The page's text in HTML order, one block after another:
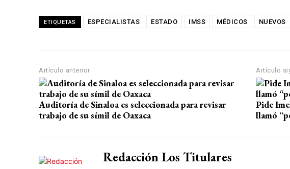
at
p
p
ce
o
k
e
ail m
ETIQUETAS ESPECIALISTAS ESTADO IMSS MÉDICOS NUEVOS
Artículo anterior
Auditoría de Sinaloa es seleccionada para revisar
trabajo de su símil de Oaxaca
Artículo
Pide
llamó
Redacción Los Titulares